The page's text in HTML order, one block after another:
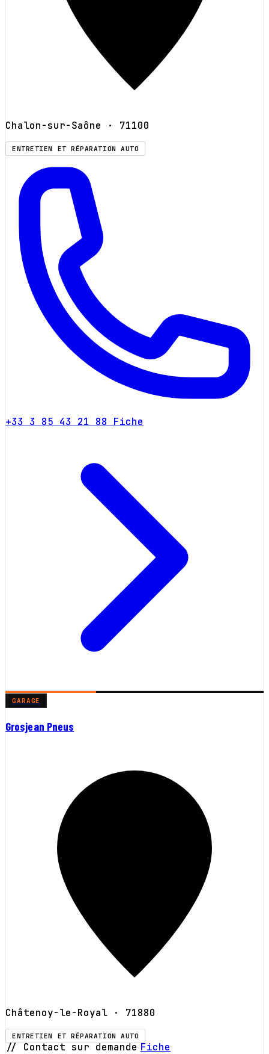
Chalon-sur-Saône · 71100
ENTRETIEN ET RÉPARATION AUTO
+33 3 85 43 21 88 Fiche
GARAGE
Grosjean Pneus
Châtenoy-le-Royal · 71880
ENTRETIEN ET RÉPARATION AUTO
// Contact sur demande Fiche